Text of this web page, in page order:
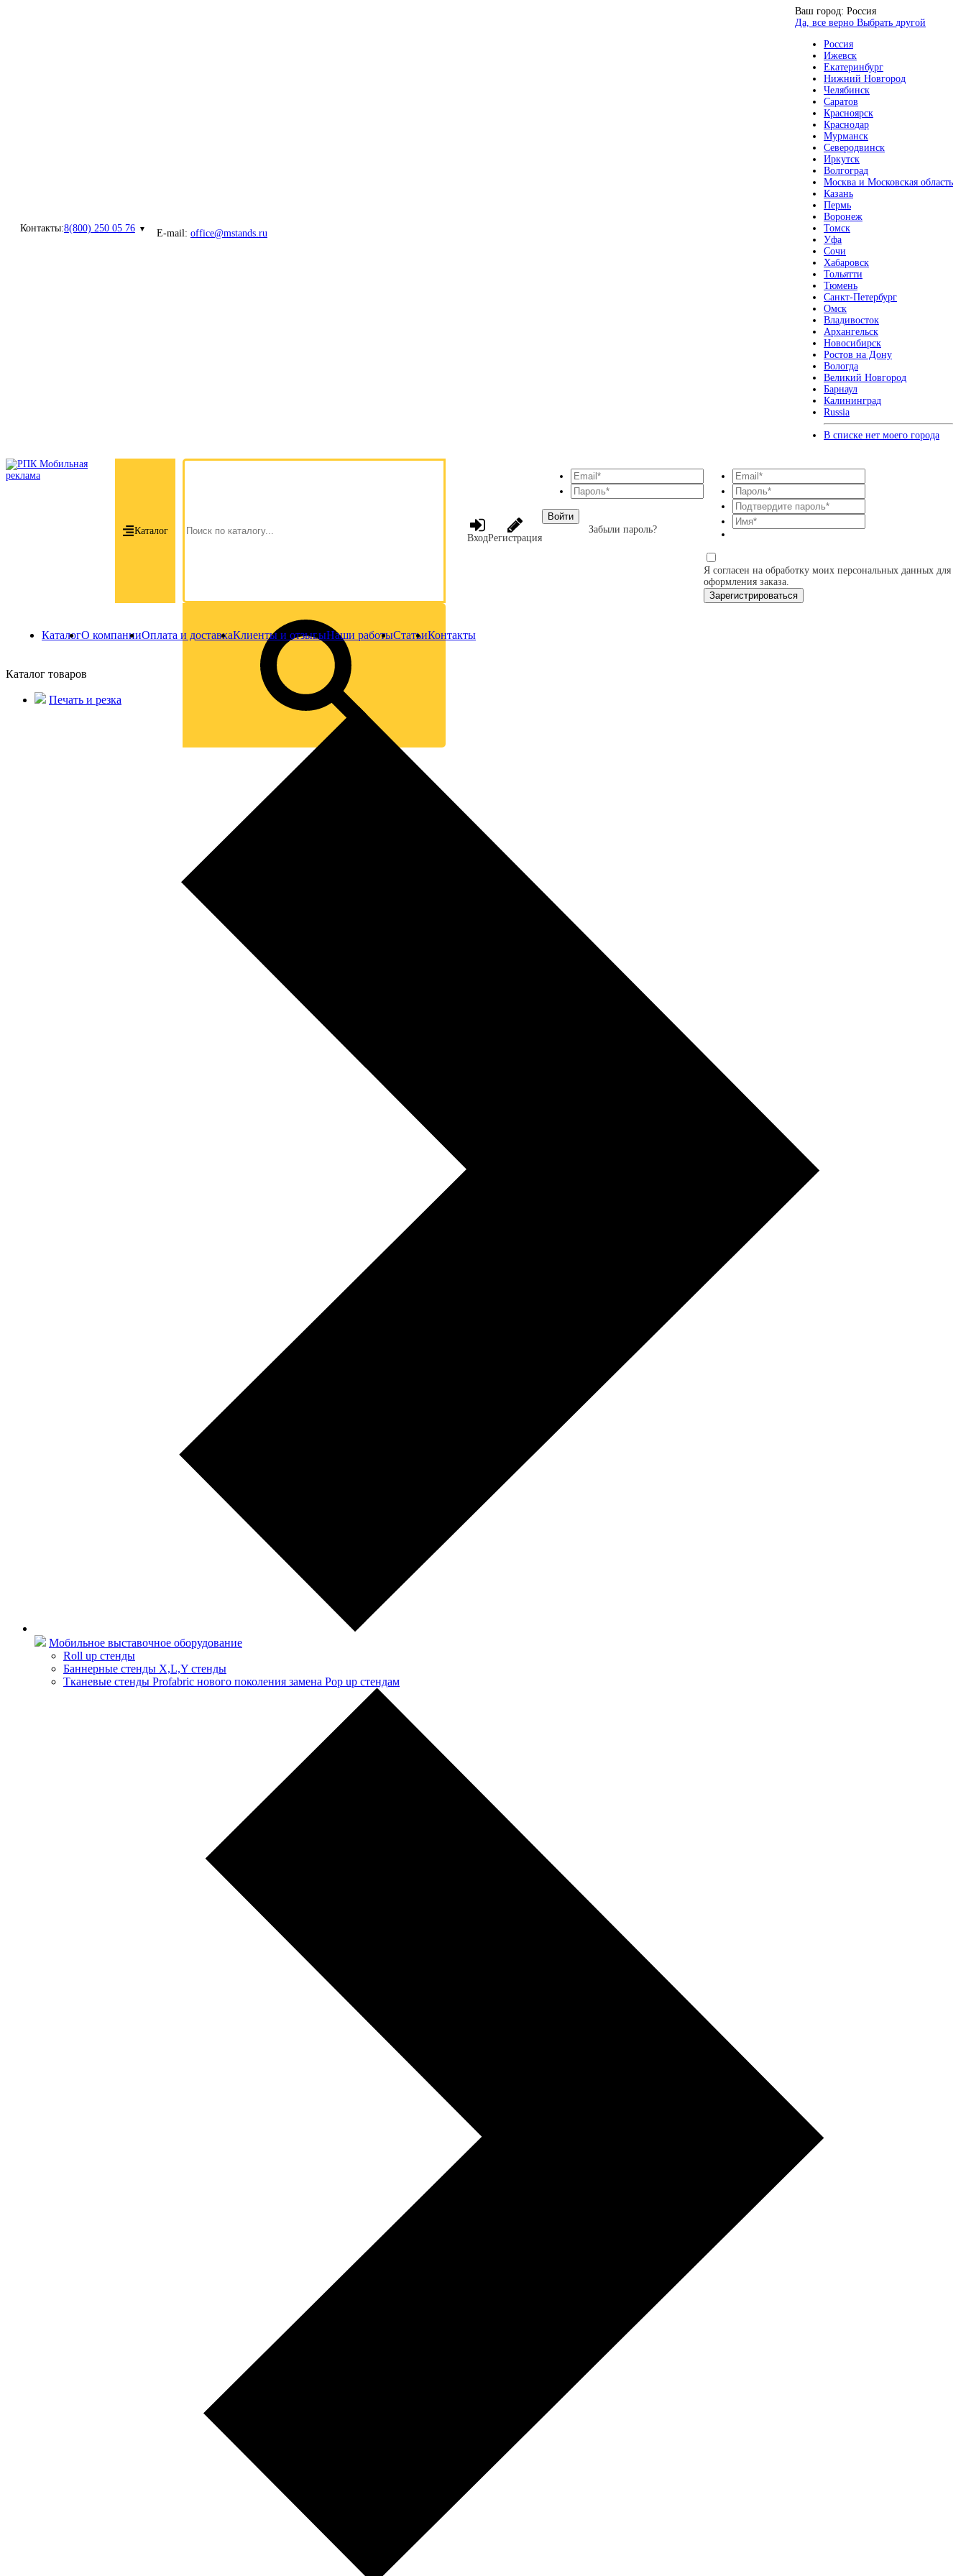
Контакты:8(800) 250 05 76 E-mail: office@mstands.ru
Ваш город: Россия
Да, все верно Выбрать другой
Россия
Ижевск
Екатеринбург
Нижний Новгород
Челябинск
Саратов
Красноярск
Краснодар
Мурманск
Северодвинск
Иркутск
Волгоград
Москва и Московская область
Казань
Пермь
Воронеж
Томск
Уфа
Сочи
Хабаровск
Тольятти
Тюмень
Санкт-Петербург
Омск
Владивосток
Архангельск
Новосибирск
Ростов на Дону
Вологда
Великий Новгород
Барнаул
Калининград
Russia
В списке нет моего города
Каталог
ВходРегистрация
Войти
Забыли пароль?
Я согласен на обработку моих персональных данных для
оформления заказа.
Зарегистрироваться
КаталогО компанииОплата и доставкаКлиенты и отзывыНаши работыСтатьиКонтакты
Каталог товаров
Печать и резка
Мобильное выставочное оборудование
Roll up стенды
Баннерные стенды X,L,Y стенды
Тканевые стенды Profabric нового поколения замена Pop up стендам